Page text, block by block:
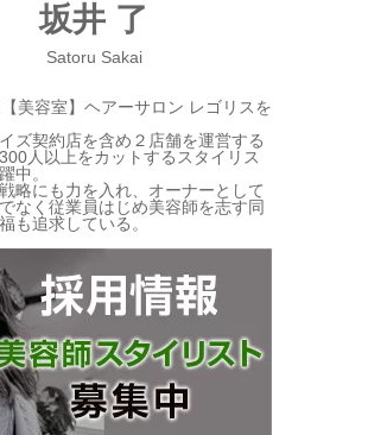
坂井 了
Satoru Sakai
美容室】ヘアーサロン レゴリスを
ズ契約店を含め２店舗を運営する
人以上をカットするスタイリス
中。
略にも力を入れ、オーナーとして
なく従業員はじめ美容師を志す同
も追求している。